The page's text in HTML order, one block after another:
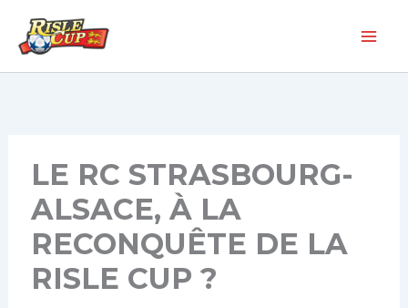
LE RC STRASBOURG-
ALSACE, À LA
RECONQUÊTE DE LA
RISLE CUP ?